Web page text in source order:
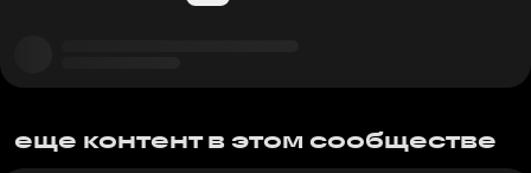
еще контент в этом сообществе